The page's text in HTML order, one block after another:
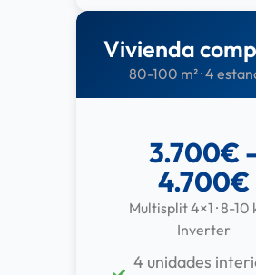
Vivienda
80-100 m² · 4
3.700€ -
4.700€
Multisplit 4×1 · 8-10
Inverter
4 unidades